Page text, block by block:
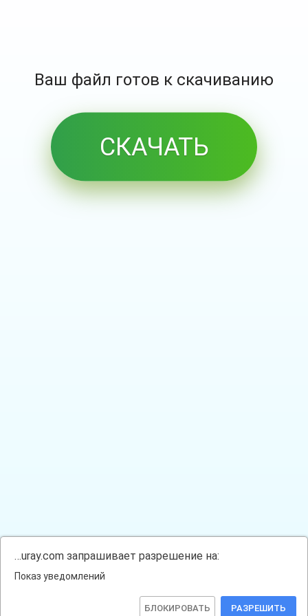
Ваш файл готов к скачиванию
СКАЧАТЬ
…uray.com запрашивает разрешение на:
Показ уведомлений
БЛОКИРОВАТЬ РАЗРЕШИТЬ